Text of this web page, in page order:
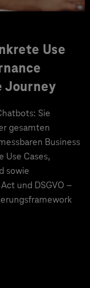
Use
Journey
Sie
gesamten
Business
Use Cases,
sowie
und DSGVO –